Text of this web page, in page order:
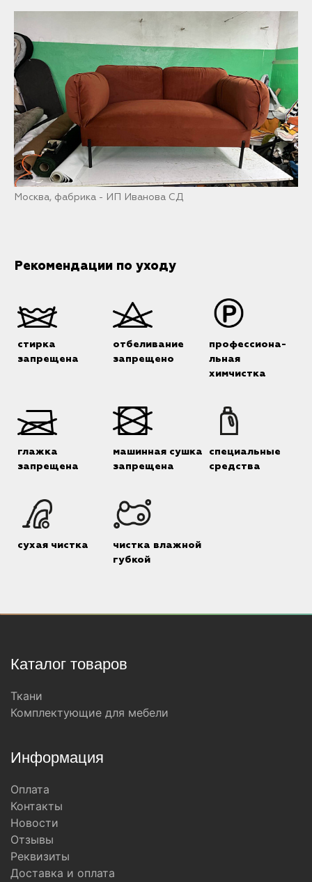
Москва, фабрика - ИП Иванова СД
Рекомендации по уходу
стирка
запрещена
отбеливание
запрещено
профессиона-
льная
химчистка
глажка
запрещена
машинная сушка
запрещена
специальные
средства
сухая чистка
чистка влажной
губкой
Каталог товаров
Ткани
Комплектующие для мебели
Информация
Оплата
Контакты
Новости
Отзывы
Реквизиты
Доставка и оплата